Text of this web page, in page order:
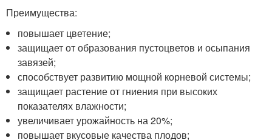
Преимущества:
повышает цветение;
защищает от образования пустоцветов и осыпания
завязей;
способствует развитию мощной корневой системы;
защищает растение от гниения при высоких
показателях влажности;
увеличивает урожайность на 20%;
повышает вкусовые качества плодов;